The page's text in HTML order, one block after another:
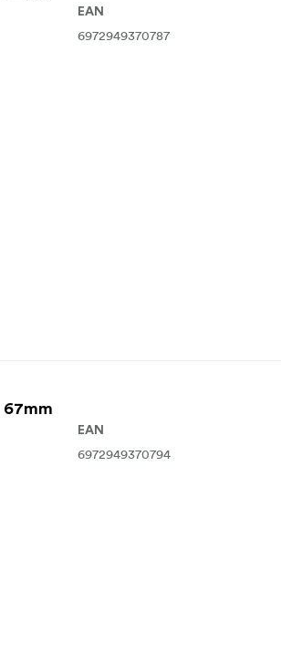
EAN
6972949370787
67mm
EAN
6972949370794